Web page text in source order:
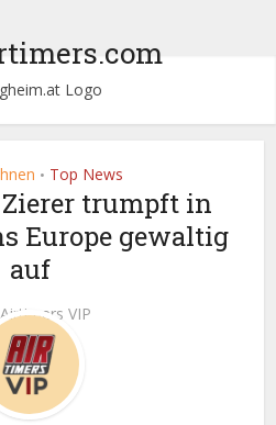
• Top News
trumpft in
Europe gewaltig
auf
Airtimers VIP